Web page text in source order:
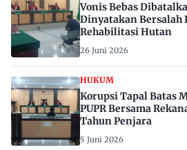
Vonis Bebas
Dinyatakan Bersalah
Rehabilitasi Hutan
26 Juni 2026
HUKUM
Korupsi Tapal Batas
PUPR Bersama
Tahun Penjara
5 Juni 2026